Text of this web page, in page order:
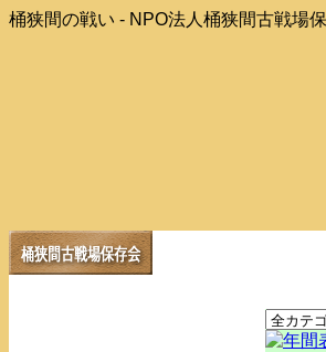
桶狭間の戦い - NPO法人桶狭間古戦場